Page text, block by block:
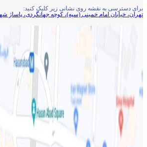
برای دسترسی به نقشه روی نشانی زیر کلیک کنید:
تهران، خیابان امام خمینی (سپه)، کوچه جهانگردی،‌ پاساژ